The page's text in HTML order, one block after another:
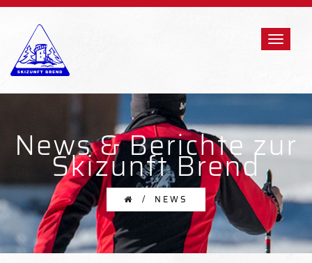
News & Berichte zur
Skizunft Brend
NEWS